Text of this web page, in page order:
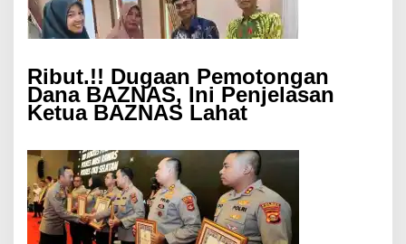
Ribut.!! Dugaan Pemotongan
Dana BAZNAS, Ini Penjelasan
Ketua BAZNAS Lahat